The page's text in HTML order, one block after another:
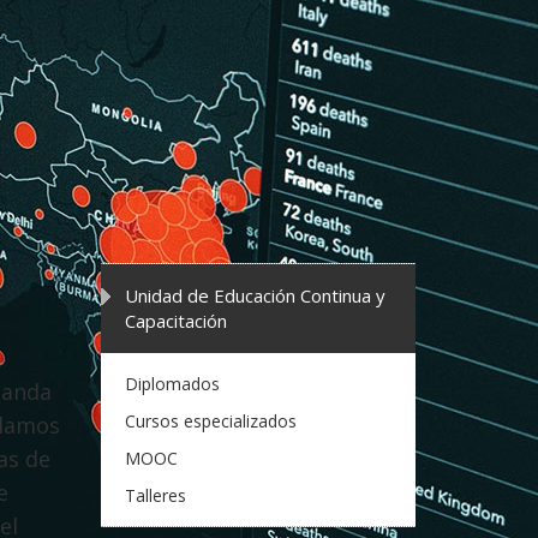
de
Unidad de Educación Continua y
Capacitación
Diplomados
Cursos especializados
MOOC
Talleres